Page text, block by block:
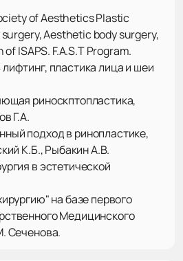
of Aesthetics Plastic
Aesthetic body surgery,
ISAPS. F.A.S.T Program.
пластика лица и шеи
риноскптопластика,
Г.А.
подход в ринопластике,
К.Б., Рыбакин А.В.
в эстетической
на базе первого
Медицинского
Сеченова.